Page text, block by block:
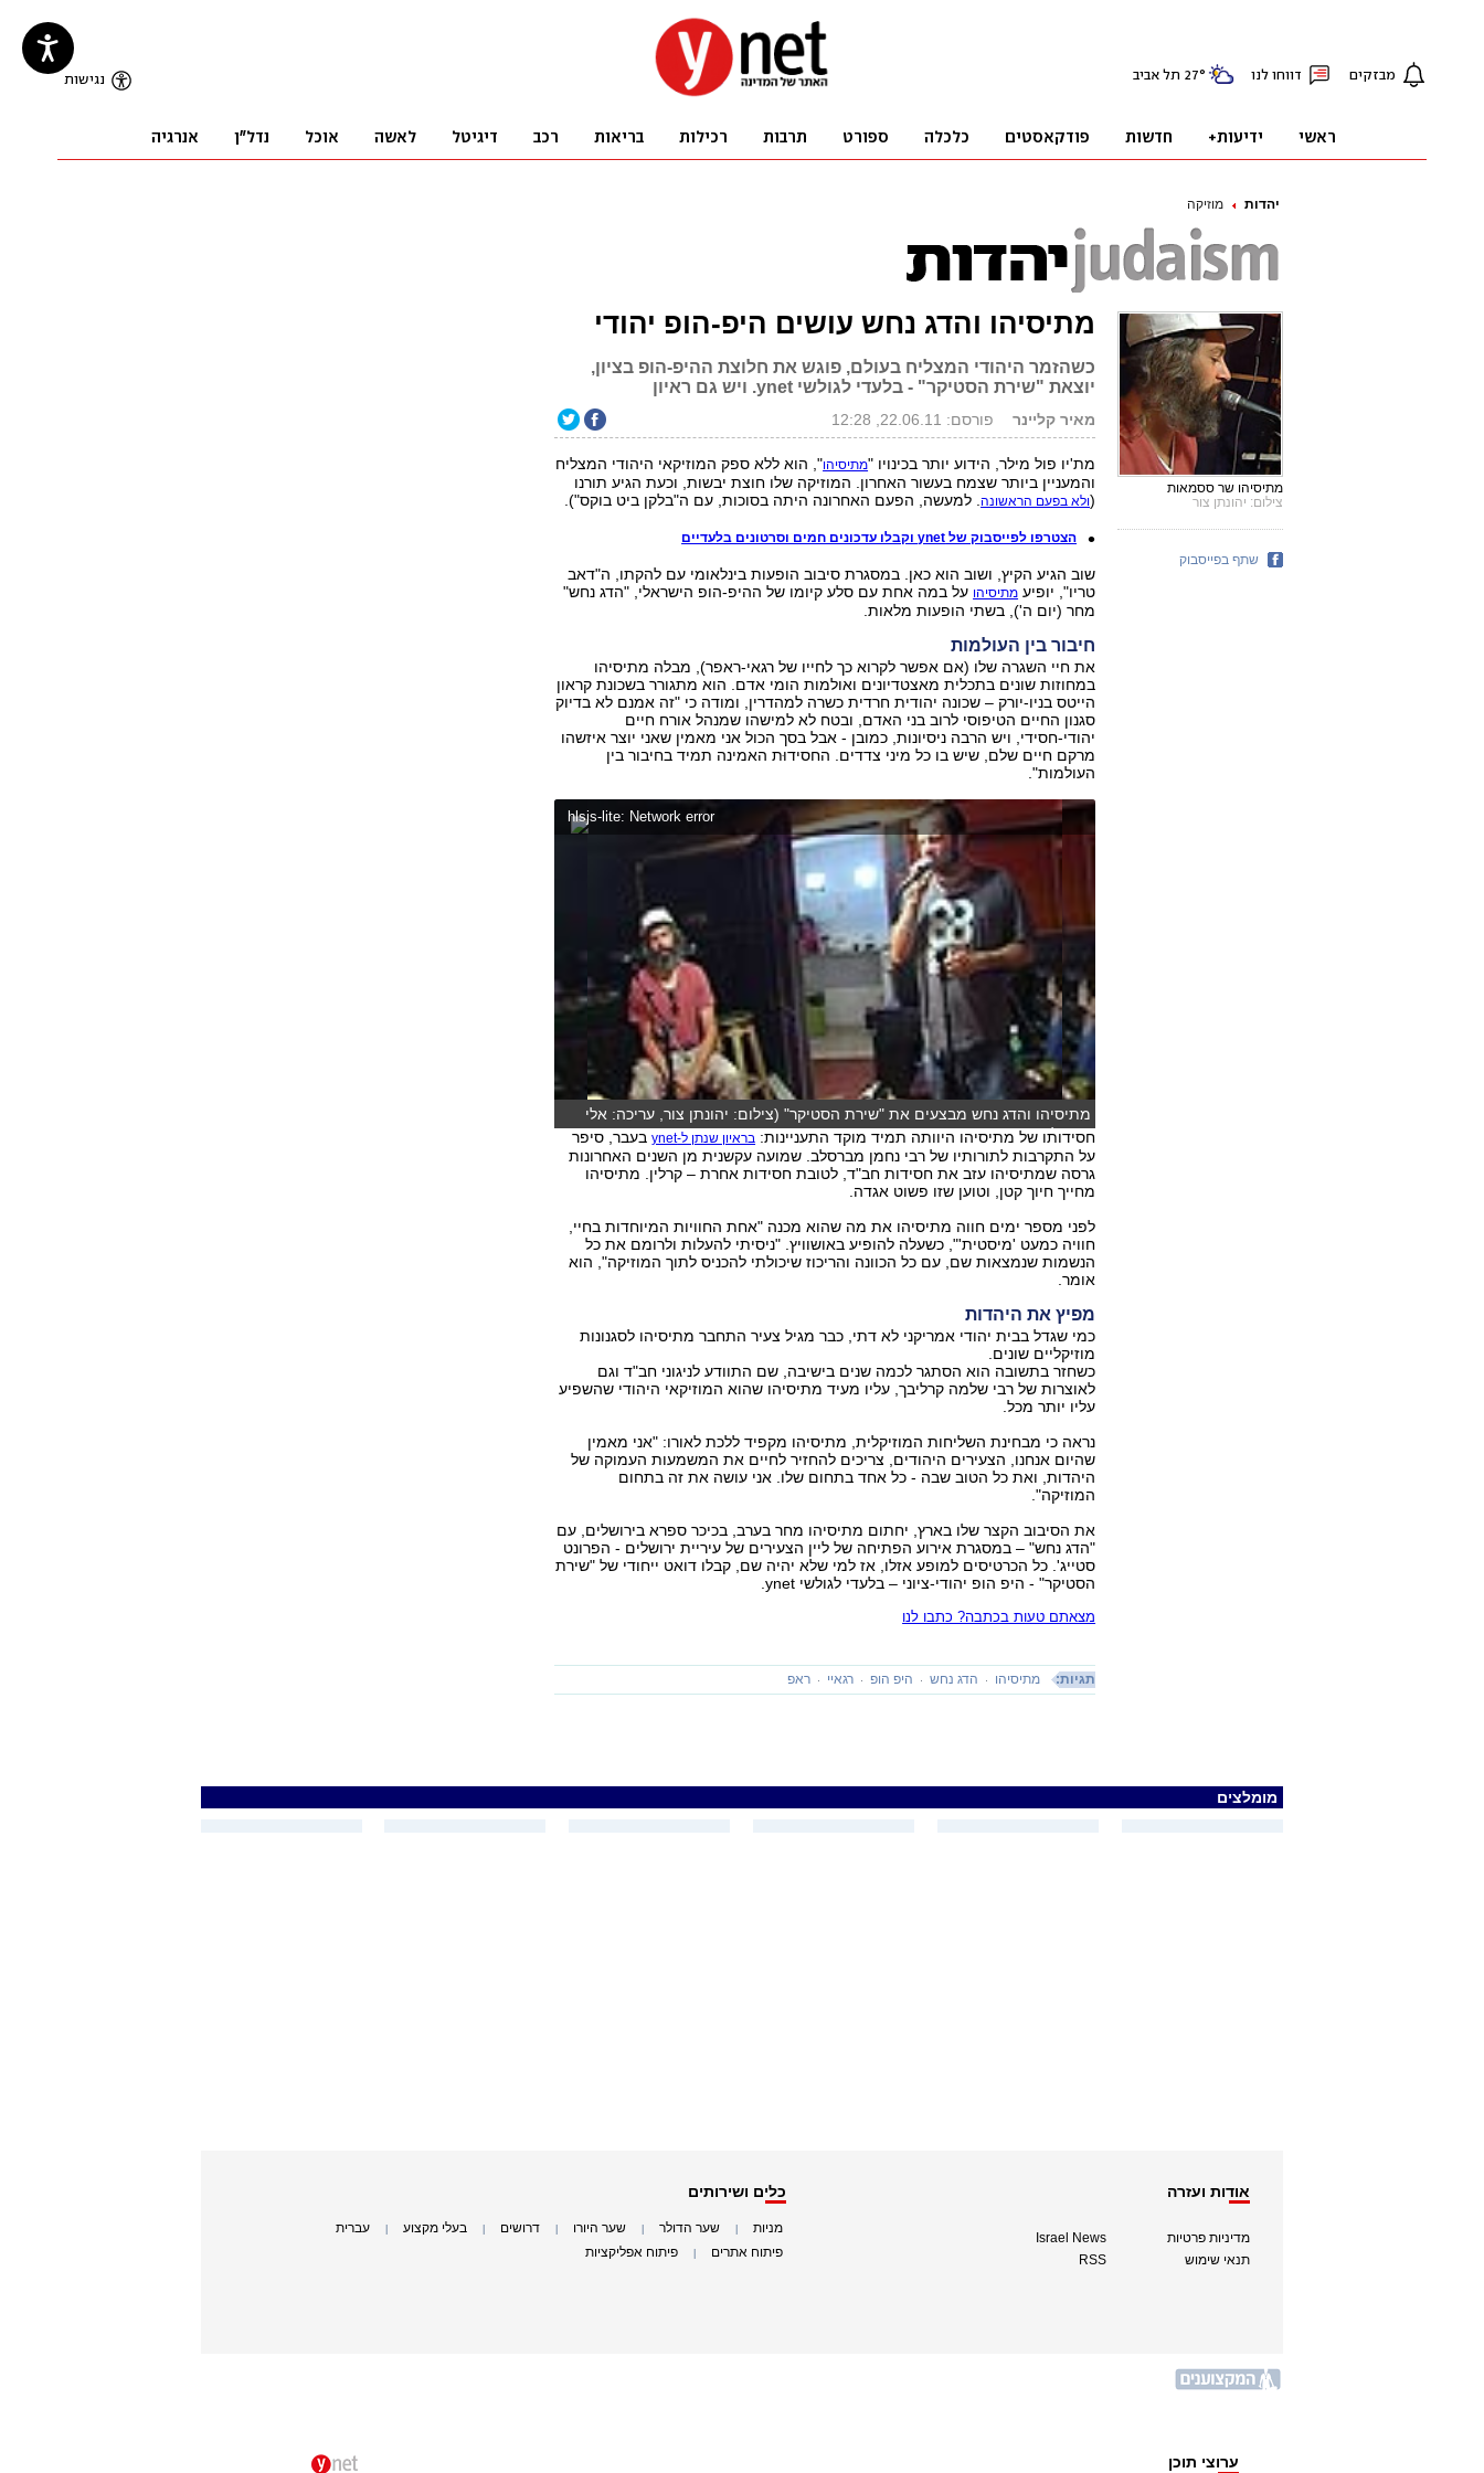
יהדות מוזיקה
מתיסיהו והדג נחש עושים היפ-הופ יהודי
כשהזמר היהודי המצליח בעולם, פוגש את חלוצת ההיפ-הופ בציון,
יוצאת "שירת הסטיקר" - בלעדי לגולשי ynet. ויש גם ראיון
מאיר קליינר פורסם: 22.06.11, 12:28
מת'יו פול מילר, הידוע יותר בכינויו "מתיסיהו", הוא ללא ספק המוזיקאי היהודי המצליח
והמעניין ביותר שצמח בעשור האחרון. המוזיקה שלו חוצת יבשות, וכעת הגיע תורנו
(ולא בפעם הראשונה. למעשה, הפעם האחרונה היתה בסוכות, עם ה"בלקן ביט בוקס").
הצטרפו לפייסבוק של ynet וקבלו עדכונים חמים וסרטונים בלעדיים
שוב הגיע הקיץ, ושוב הוא כאן. במסגרת סיבוב הופעות בינלאומי עם להקתו, ה"דאב
טריו", יופיע מתיסיהו על במה אחת עם סלע קיומו של ההיפ-הופ הישראלי, "הדג נחש"
מחר (יום ה'), בשתי הופעות מלאות.
חיבור בין העולמות
את חיי השגרה שלו (אם אפשר לקרוא כך לחייו של רגאי-ראפר), מבלה מתיסיהו
במחוזות שונים בתכלית מאצטדיונים ואולמות הומי אדם. הוא מתגורר בשכונת קראון
הייטס בניו-יורק – שכונה יהודית חרדית כשרה למהדרין, ומודה כי "זה אמנם לא בדיוק
סגנון החיים הטיפוסי לרוב בני האדם, ובטח לא למישהו שמנהל אורח חיים
יהודי-חסידי, ויש הרבה ניסיונות, כמובן - אבל בסך הכול אני מאמין שאני יוצר איזשהו
מרקם חיים שלם, שיש בו כל מיני צדדים. החסידוּת האמינה תמיד בחיבור בין
העולמות".
hlsjs-lite: Network error
מתיסיהו והדג נחש מבצעים את "שירת הסטיקר" (צילום: יהונתן צור, עריכה: אלי
סטרול)
חסידותו של מתיסיהו היוותה תמיד מוקד התעניינות: בראיון שנתן ל-ynet
בעבר, סיפר
על התקרבות לתורותיו של רבי נחמן מברסלב. שמועה עקשנית מן השנים האחרונות
גרסה שמתיסיהו עזב את חסידות חב"ד, לטובת חסידות אחרת – קרלין. מתיסיהו
מחייך חיוך קטן, וטוען שזו פשוט אגדה.
לפני מספר ימים חווה מתיסיהו את מה שהוא מכנה "אחת החוויות המיוחדות בחיי,
חוויה כמעט 'מיסטית'", כשעלה להופיע באושוויץ. "ניסיתי להעלות ולרומם את כל
הנשמות שנמצאות שם, עם כל הכוונה והריכוז שיכולתי להכניס לתוך המוזיקה", הוא
אומר.
מפיץ את היהדות
כמי שגדל בבית יהודי אמריקני לא דתי, כבר מגיל צעיר התחבר מתיסיהו לסגנונות
מוזיקליים שונים.
כשחזר בתשובה הוא הסתגר לכמה שנים בישיבה, שם התוודע לניגוני חב"ד וגם
לאוצרות של רבי שלמה קרליבך, עליו מעיד מתיסיהו שהוא המוזיקאי היהודי שהשפיע
עליו יותר מכל.
נראה כי מבחינת השליחות המוזיקלית, מתיסיהו מקפיד ללכת לאורו: "אני מאמין
שהיום אנחנו, הצעירים היהודים, צריכים להחזיר לחיים את המשמעות העמוקה של
היהדות, ואת כל הטוב שבה - כל אחד בתחום שלו. אני עושה את זה בתחום
המוזיקה".
את הסיבוב הקצר שלו בארץ, יחתום מתיסיהו מחר בערב, בכיכר ספרא בירושלים, עם
"הדג נחש" – במסגרת אירוע הפתיחה של ליין הצעירים של עיריית ירושלים - הפרונט
סטייג'. כל הכרטיסים למופע אזלו, אז למי שלא יהיה שם, קבלו דואט ייחודי של "שירת
הסטיקר" - היפ הופ יהודי-ציוני – בלעדי לגולשי ynet.
מצאתם טעות בכתבה? כתבו לנו
תגיות: מתיסיהו הדג נחש היפ הופ רגאיי ראפ
מתיסיהו שר ססמאות
צילום: יהונתן צור
שתף בפייסבוק
מומלצים
אודות ועזרה
מדיניות פרטיות
תנאי שימוש
Israel News
RSS
כלים ושירותים
מניות שער הדולר שער היורו דרושים בעלי מקצוע עברית
פיתוח אתרים פיתוח אפליקציות
ערוצי תוכן